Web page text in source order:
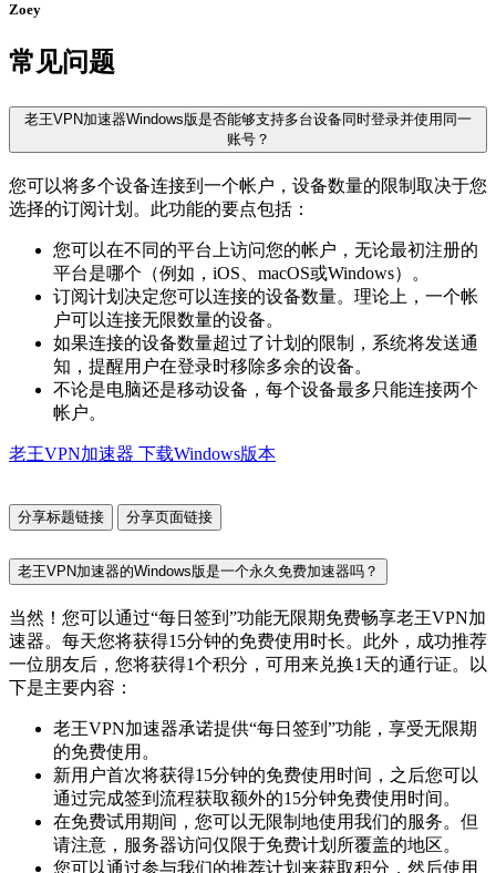
Zoey
常见问题
老王VPN加速器Windows版是否能够支持多台设备同时登录并使用同一
账号？
您可以将多个设备连接到一个帐户，设备数量的限制取决于您
选择的订阅计划。此功能的要点包括：
您可以在不同的平台上访问您的帐户，无论最初注册的
平台是哪个（例如，iOS、macOS或Windows）。
订阅计划决定您可以连接的设备数量。理论上，一个帐
户可以连接无限数量的设备。
如果连接的设备数量超过了计划的限制，系统将发送通
知，提醒用户在登录时移除多余的设备。
不论是电脑还是移动设备，每个设备最多只能连接两个
帐户。
老王VPN加速器 下载Windows版本
分享标题链接 分享页面链接
老王VPN加速器的Windows版是一个永久免费加速器吗？
当然！您可以通过“每日签到”功能无限期免费畅享老王VPN加
速器。每天您将获得15分钟的免费使用时长。此外，成功推荐
一位朋友后，您将获得1个积分，可用来兑换1天的通行证。以
下是主要内容：
老王VPN加速器承诺提供“每日签到”功能，享受无限期
的免费使用。
新用户首次将获得15分钟的免费使用时间，之后您可以
通过完成签到流程获取额外的15分钟免费使用时间。
在免费试用期间，您可以无限制地使用我们的服务。但
请注意，服务器访问仅限于免费计划所覆盖的地区。
您可以通过参与我们的推荐计划来获取积分，然后使用